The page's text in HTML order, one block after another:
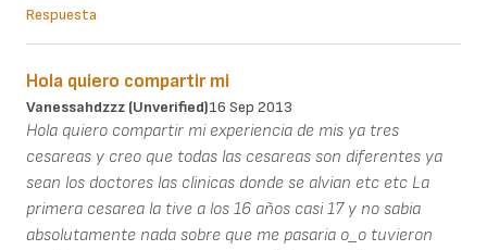
Respuesta
Hola quiero compartir mi
Vanessahdzzz (unverified)16 Sep 2013
Hola quiero compartir mi experiencia de mis ya tres
cesareas y creo que todas las cesareas son diferentes ya
sean los doctores las clinicas donde se alvian etc etc La
primera cesarea la tive a los 16 años casi 17 y no sabia
absolutamente nada sobre que me pasaria o_o tuvieron